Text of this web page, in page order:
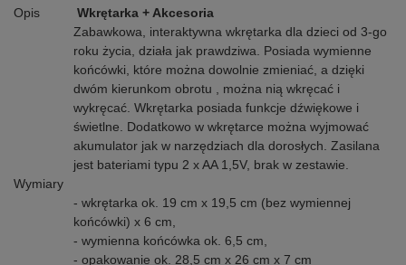
Opis
Wkrętarka + Akcesoria
Zabawkowa, interaktywna wkrętarka dla dzieci od 3-go
roku życia, działa jak prawdziwa. Posiada wymienne
końcówki, które można dowolnie zmieniać, a dzięki
dwóm kierunkom obrotu , można nią wkręcać i
wykręcać. Wkrętarka posiada funkcje dźwiękowe i
świetlne. Dodatkowo w wkrętarce można wyjmować
akumulator jak w narzędziach dla dorosłych. Zasilana
jest bateriami typu 2 x AA 1,5V, brak w zestawie.
Wymiary
- wkrętarka ok. 19 cm x 19,5 cm (bez wymiennej
końcówki) x 6 cm,
- wymienna końcówka ok. 6,5 cm,
- opakowanie ok. 28,5 cm x 26 cm x 7 cm